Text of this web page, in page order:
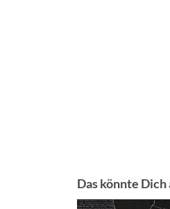
Das könnte